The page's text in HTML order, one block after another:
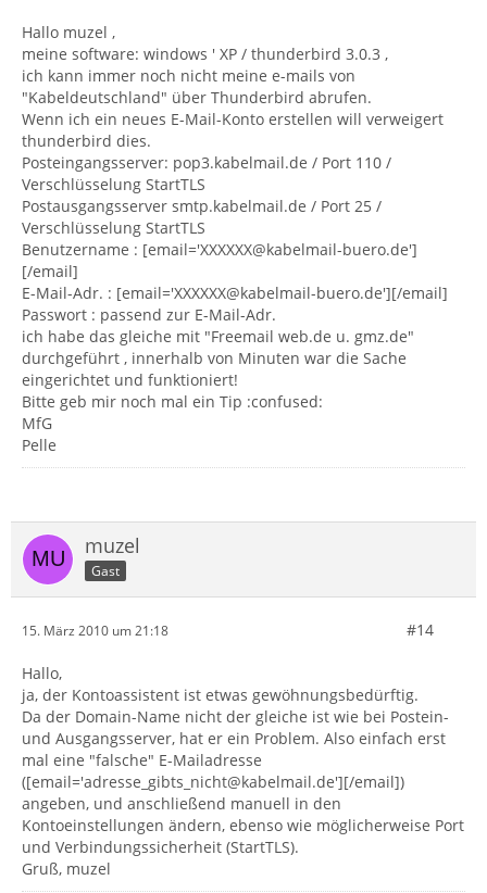
Hallo muzel ,
meine software: windows ' XP / thunderbird 3.0.3 ,
ich kann immer noch nicht meine e-mails von
"Kabeldeutschland" über Thunderbird abrufen.
Wenn ich ein neues E-Mail-Konto erstellen will verweigert
thunderbird dies.
Posteingangsserver: pop3.kabelmail.de / Port 110 /
Verschlüsselung StartTLS
Postausgangsserver smtp.kabelmail.de / Port 25 /
Verschlüsselung StartTLS
Benutzername : [email='XXXXXX@kabelmail-buero.de']
[/email]
E-Mail-Adr. : [email='XXXXXX@kabelmail-buero.de'][/email]
Passwort : passend zur E-Mail-Adr.
ich habe das gleiche mit "Freemail web.de u. gmz.de"
durchgeführt , innerhalb von Minuten war die Sache
eingerichtet und funktioniert!
Bitte geb mir noch mal ein Tip :confused:
MfG
Pelle
muzel
Gast
15. März 2010 um 21:18 #14
Hallo,
ja, der Kontoassistent ist etwas gewöhnungsbedürftig.
Da der Domain-Name nicht der gleiche ist wie bei Postein-
und Ausgangsserver, hat er ein Problem. Also einfach erst
mal eine "falsche" E-Mailadresse
([email='adresse_gibts_nicht@kabelmail.de'][/email])
angeben, und anschließend manuell in den
Kontoeinstellungen ändern, ebenso wie möglicherweise Port
und Verbindungssicherheit (StartTLS).
Gruß, muzel